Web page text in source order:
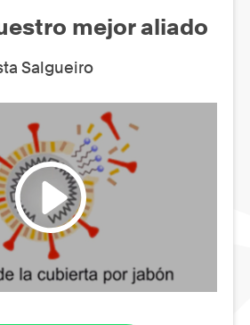
mejor aliado
Salgueiro